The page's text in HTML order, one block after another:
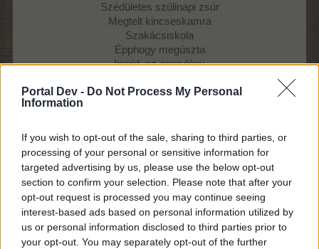
Portal Dev - Do Not Process My Personal
Information
If you wish to opt-out of the sale, sharing to third parties, or
processing of your personal or sensitive information for
targeted advertising by us, please use the below opt-out
section to confirm your selection. Please note that after your
opt-out request is processed you may continue seeing
interest-based ads based on personal information utilized by
us or personal information disclosed to third parties prior to
your opt-out. You may separately opt-out of the further
Szédületes szülinapi zsúr
Megtelt kincseskamra
Szakácsiskola
Épphogy megúszta
Ingrid, az aranylány
játékot el tudjuk indítani.
- A kiválasztottak közül csak egyet kapunk meg,
amely azonnal a menübe kerül.
- Minden indítás
5 FA
-ba kerül.
- Ugyanazt a válogatást a mennyiség jelző gombbal
megsokszorozhatjuk,
annyiszor 5 FA
mennyiségjelzőn beállítunk.